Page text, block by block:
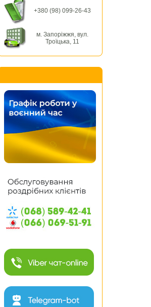
+380 (98) 099-26-43
м. Запоріжжя, вул.
Троїцька, 11